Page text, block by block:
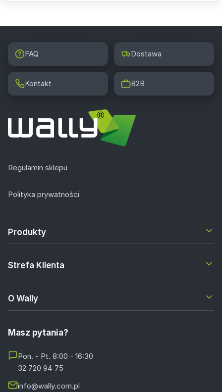
FAQ Dostawa
Kontakt B2B
Regulamin sklepu
Polityka prywatności
Produkty
Strefa Klienta
O Wally
Masz pytania?
Pon. - Pt. 8:00 - 16:30
32 720 94 75
info@wally.com.pl